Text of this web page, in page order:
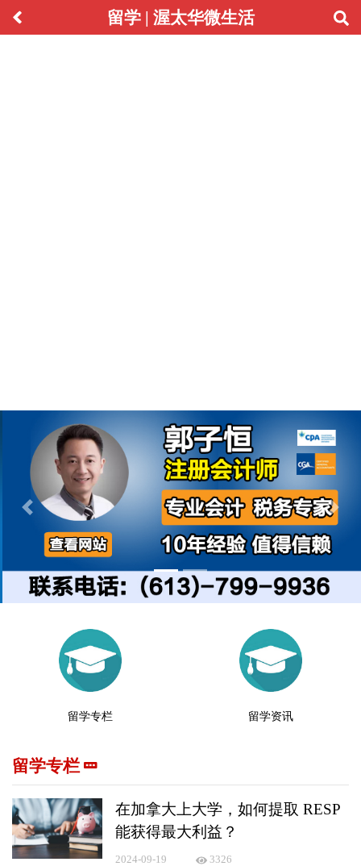
留学 | 渥太华微生活
Previous Next
留学专栏 留学资讯
留学专栏
在加拿大上大学，如何提取 RESP
能获得最大利益？
2024-09-19 3326